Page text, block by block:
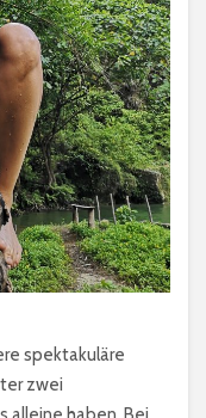
spektakuläre
zwei